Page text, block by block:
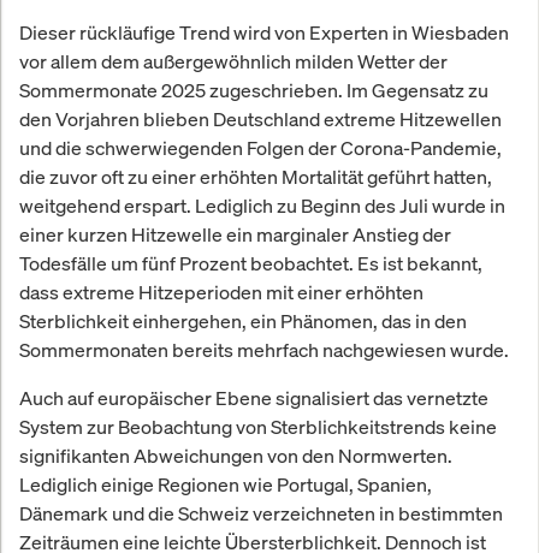
Dieser rückläufige Trend wird von Experten in Wiesbaden
vor allem dem außergewöhnlich milden Wetter der
Sommermonate 2025 zugeschrieben. Im Gegensatz zu
den Vorjahren blieben Deutschland extreme Hitzewellen
und die schwerwiegenden Folgen der Corona-Pandemie,
die zuvor oft zu einer erhöhten Mortalität geführt hatten,
weitgehend erspart. Lediglich zu Beginn des Juli wurde in
einer kurzen Hitzewelle ein marginaler Anstieg der
Todesfälle um fünf Prozent beobachtet. Es ist bekannt,
dass extreme Hitzeperioden mit einer erhöhten
Sterblichkeit einhergehen, ein Phänomen, das in den
Sommermonaten bereits mehrfach nachgewiesen wurde.
Auch auf europäischer Ebene signalisiert das vernetzte
System zur Beobachtung von Sterblichkeitstrends keine
signifikanten Abweichungen von den Normwerten.
Lediglich einige Regionen wie Portugal, Spanien,
Dänemark und die Schweiz verzeichneten in bestimmten
Zeiträumen eine leichte Übersterblichkeit. Dennoch ist